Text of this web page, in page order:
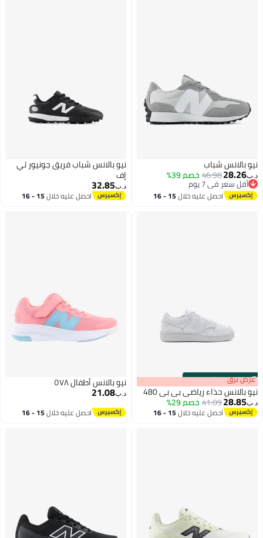
نيو بالانس شباب
د.ب‏28.26
46.98خصم 39%
أقل سعر في 7 يوم
أقل سعر في 7 يوماحصل عليه خلال 15 - 16
نيو بالانس شباب فريق جونيور تي
إف
د.ب‏32.85
احصل عليه خلال 15 - 16
00m:00s
·باقي 100% عرض برق
نيو بالانس حذاء رياضي بي بي 480
د.ب‏28.85
41.09خصم 29%
احصل عليه خلال 15 - 16
نيو بالانس أطفال ٥٧٨
د.ب‏21.08
احصل عليه خلال 15 - 16